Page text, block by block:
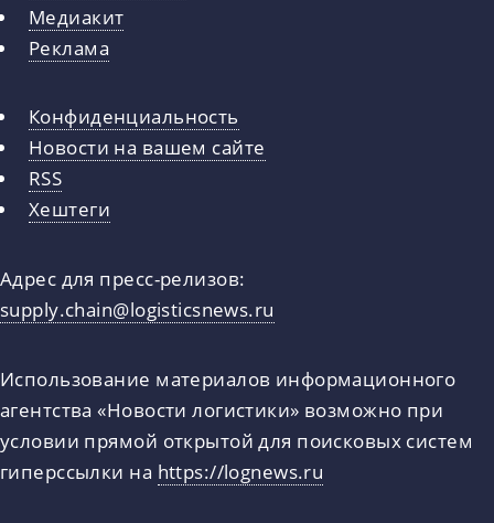
Медиакит
Реклама
Конфиденциальность
Новости на вашем сайте
RSS
Хештеги
Адрес для пресс-релизов:
supply.chain@logisticsnews.ru
Использование материалов информационного
агентства «Новости логистики» возможно при
условии прямой открытой для поисковых систем
гиперссылки на https://lognews.ru